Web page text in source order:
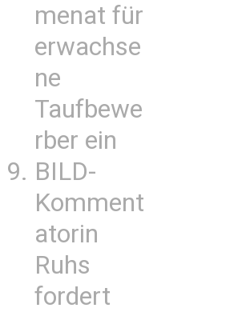
menat für
erwachse
ne
Taufbewe
rber ein
BILD-
Komment
atorin
Ruhs
fordert